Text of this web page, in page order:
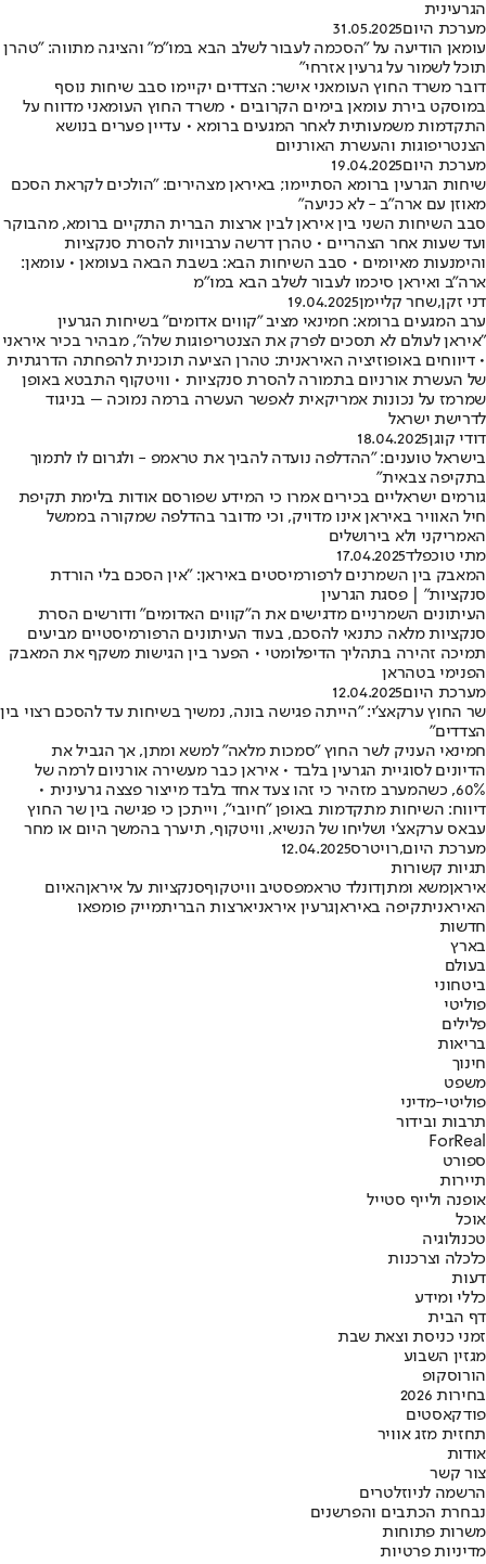
הגרעינית
מערכת היום31.05.2025
עומאן הודיעה על "הסכמה לעבור לשלב הבא במו"מ" והציגה מתווה: "טהרן
תוכל לשמור על גרעין אזרחי"
דובר משרד החוץ העומאני אישר: הצדדים יקיימו סבב שיחות נוסף
במוסקט בירת עומאן בימים הקרובים • משרד החוץ העומאני מדווח על
התקדמות משמעותית לאחר המגעים ברומא • עדיין פערים בנושא
הצנטריפוגות והעשרת האורניום
מערכת היום19.04.2025
שיחות הגרעין ברומא הסתיימו; באיראן מצהירים: "הולכים לקראת הסכם
מאוזן עם ארה"ב - לא כניעה"
סבב השיחות השני בין איראן לבין ארצות הברית התקיים ברומא, מהבוקר
ועד שעות אחר הצהריים • טהרן דרשה ערבויות להסרת סנקציות
והימנעות מאיומים • סבב השיחות הבא: בשבת הבאה בעומאן • עומאן:
ארה"ב ואיראן סיכמו לעבור לשלב הבא במו"מ
דני זקן,שחר קליימן19.04.2025
ערב המגעים ברומא: חמינאי מציב "קווים אדומים" בשיחות הגרעין
"איראן לעולם לא תסכים לפרק את הצנטריפוגות שלה", מבהיר בכיר איראני
• דיווחים באופוזיציה האיראנית: טהרן הציעה תוכנית להפחתה הדרגתית
של העשרת אורניום בתמורה להסרת סנקציות • וויטקוף התבטא באופן
שמרמז על נכונות אמריקאית לאפשר העשרה ברמה נמוכה – בניגוד
לדרישת ישראל
דודי קוגן18.04.2025
בישראל טוענים: "ההדלפה נועדה להביך את טראמפ - ולגרום לו לתמוך
בתקיפה צבאית"
גורמים ישראליים בכירים אמרו כי המידע שפורסם אודות בלימת תקיפת
חיל האוויר באיראן אינו מדויק, וכי מדובר בהדלפה שמקורה בממשל
האמריקני ולא בירושלים
מתי טוכפלד17.04.2025
המאבק בין השמרנים לרפורמיסטים באיראן: "אין הסכם בלי הורדת
סנקציות" | פסגת הגרעין
העיתונים השמרניים מדגישים את ה"קווים האדומים" ודורשים הסרת
סנקציות מלאה כתנאי להסכם, בעוד העיתונים הרפורמיסטיים מביעים
תמיכה זהירה בתהליך הדיפלומטי • הפער בין הגישות משקף את המאבק
הפנימי בטהראן
מערכת היום12.04.2025
שר החוץ ערקאצ'י: "הייתה פגישה בונה, נמשיך בשיחות עד להסכם רצוי בין
הצדדים"
חמינאי העניק לשר החוץ "סמכות מלאה" למשא ומתן, אך הגביל את
הדיונים לסוגיית הגרעין בלבד • איראן כבר מעשירה אורניום לרמה של
60%, כשהמערב מזהיר כי זהו צעד אחד בלבד מייצור פצצה גרעינית •
דיווח: השיחות מתקדמות באופן "חיובי", וייתכן כי פגישה בין שר החוץ
עבאס ערקאצ'י ושליחו של הנשיא, וויטקוף, תיערך בהמשך היום או מחר
מערכת היום,רויטרס12.04.2025
תגיות קשורות
איראןמשא ומתןדונלד טראמפסטיב וויטקוףסנקציות על איראןהאיום
האיראניתקיפה באיראןגרעין איראניארצות הבריתמייק פומפאו
חדשות
בארץ
בעולם
ביטחוני
פוליטי
פלילים
בריאות
חינוך
משפט
פוליטי-מדיני
תרבות ובידור
ForReal
ספורט
תיירות
אופנה ולייף סטייל
אוכל
טכנולוגיה
כלכלה וצרכנות
דעות
כללי ומידע
דף הבית
זמני כניסת וצאת שבת
מגזין השבוע
הורוסקופ
בחירות 2026
פודקאסטים
תחזית מזג אוויר
אודות
צור קשר
הרשמה לניוזלטרים
נבחרת הכתבים והפרשנים
משרות פתוחות
מדיניות פרטיות